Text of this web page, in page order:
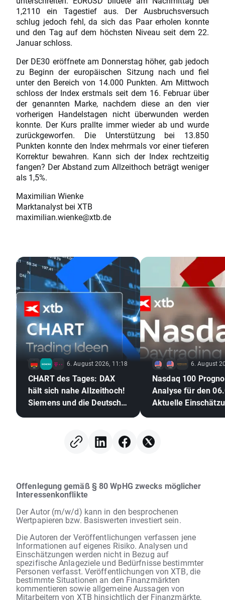
1,2110 ein Tagestief aus. Der Ausbruchsversuch
schlug jedoch fehl, da sich das Paar erholen konnte
und den Tag auf dem höchsten Niveau seit dem 22.
Januar schloss.
Der DE30 eröffnete am Donnerstag höher, gab jedoch
zu Beginn der europäischen Sitzung nach und fiel
unter den Bereich von 14.000 Punkten. Am Mittwoch
schloss der Index erstmals seit dem 16. Februar über
der genannten Marke, nachdem diese an den vier
vorherigen Handelstagen nicht überwunden werden
konnte. Der Kurs prallte immer wieder ab und wurde
zurückgeworfen. Die Unterstützung bei 13.850
Punkten konnte den Index mehrmals vor einer tieferen
Korrektur bewahren. Kann sich der Index rechtzeitig
fangen? Der Abstand zum Allzeithoch beträgt weniger
als 1,5%.
Maximilian Wienke
Marktanalyst bei XTB
maximilian.wienke@xtb.de
6. August 2026, 11:18
CHART des Tages: DAX
hält sich nahe Allzeithoch!
Siemens und die Deutsche
6. August
Nasdaq 100
Analyse für den
Aktuelle
Offenlegung gemäß § 80 WpHG zwecks möglicher
Interessenkonflikte
Der Autor (m/w/d) kann in den besprochenen
Wertpapieren bzw. Basiswerten investiert sein.
Die Autoren der Veröffentlichungen verfassen jene
Informationen auf eigenes Risiko. Analysen und
Einschätzungen werden nicht in Bezug auf
spezifische Anlageziele und Bedürfnisse bestimmter
Personen verfasst. Veröffentlichungen von XTB, die
bestimmte Situationen an den Finanzmärkten
kommentieren sowie allgemeine Aussagen von
Mitarbeitern von XTB hinsichtlich der Finanzmärkte,